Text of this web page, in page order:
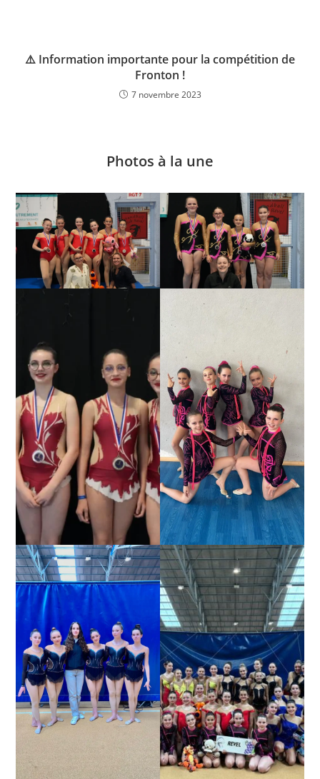
⚠️ Information importante pour la compétition de
Fronton !
7 novembre 2023
Photos à la une